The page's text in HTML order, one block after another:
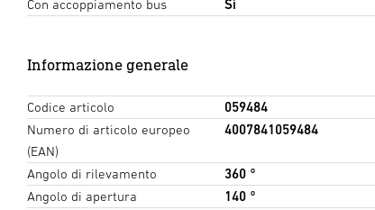
Con accoppiamento bus Sì
Informazione generale
Codice articolo
059484
Numero di articolo europeo
(EAN)
4007841059484
Angolo di rilevamento
360 °
Angolo di apertura
140 °